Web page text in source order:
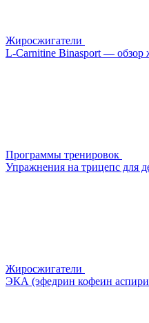
Жиросжигатели
L-Carnitine Binasport — обзор
Программы тренировок
Упражнения на трицепс для
Жиросжигатели
ЭКА (эфедрин кофеин